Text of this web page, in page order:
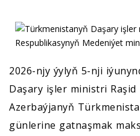
2026-njy ýylyň 5-nji
Daşary işler ministri
Azerbaýjanyň
günlerine gatnaşmak